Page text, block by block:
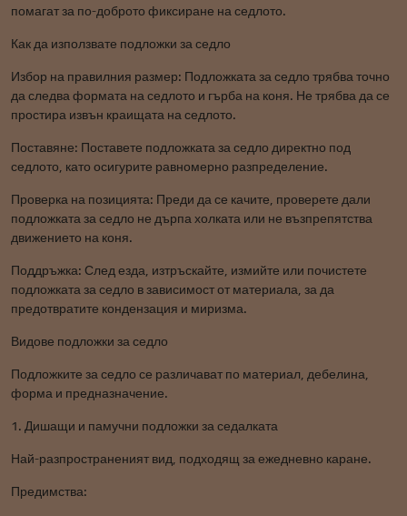
помагат за по-доброто фиксиране на седлото.
Как да използвате подложки за седло
Избор на правилния размер: Подложката за седло трябва точно
да следва формата на седлото и гърба на коня. Не трябва да се
простира извън краищата на седлото.
Поставяне: Поставете подложката за седло директно под
седлото, като осигурите равномерно разпределение.
Проверка на позицията: Преди да се качите, проверете дали
подложката за седло не дърпа холката или не възпрепятства
движението на коня.
Поддръжка: След езда, изтръскайте, измийте или почистете
подложката за седло в зависимост от материала, за да
предотвратите кондензация и миризма.
Видове подложки за седло
Подложките за седло се различават по материал, дебелина,
форма и предназначение.
1. Дишащи и памучни подложки за седалката
Най-разпространеният вид, подходящ за ежедневно каране.
Предимства: